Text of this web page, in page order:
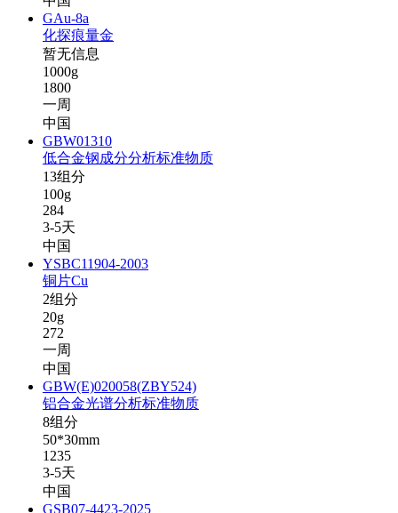
GAu-8a
化探痕量金
暂无信息
1000g
1800
一周
中国
GBW01310
低合金钢成分分析标准物质
13组分
100g
284
3-5天
中国
YSBC11904-2003
铜片Cu
2组分
20g
272
一周
中国
GBW(E)020058(ZBY524)
铝合金光谱分析标准物质
8组分
50*30mm
1235
3-5天
中国
GSB07-4423-2025